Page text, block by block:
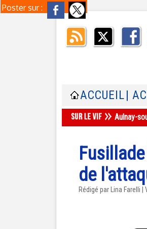
Poster sur :
ACCUEIL |
Aulnay-
de
Rédigé par Lina Farelli